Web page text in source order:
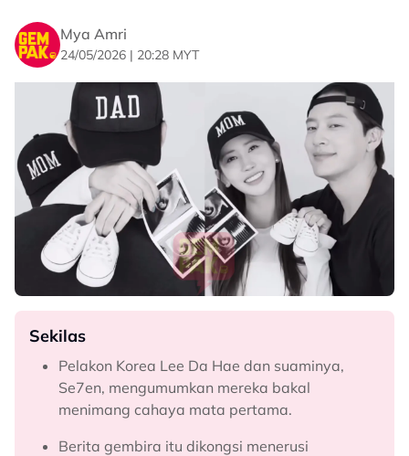
Mya Amri
24/05/2026 | 20:28 MYT
Sekilas
Pelakon Korea Lee Da Hae dan suaminya,
Se7en, mengumumkan mereka bakal
menimang cahaya mata pertama.
Berita gembira itu dikongsi menerusi